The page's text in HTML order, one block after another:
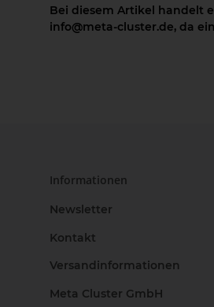
Bei diesem Artikel handelt
info@meta-cluster.de, da
Informationen
Newsletter
Kontakt
Versandinformationen
Meta Cluster GmbH